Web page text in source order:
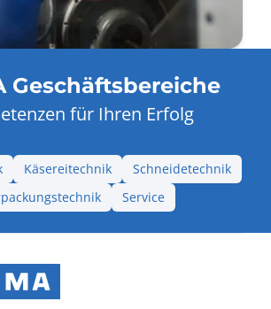
Geschäftsbereiche
für Ihren Erfolg
Käsereitechnik
Schneidetechnik
Service